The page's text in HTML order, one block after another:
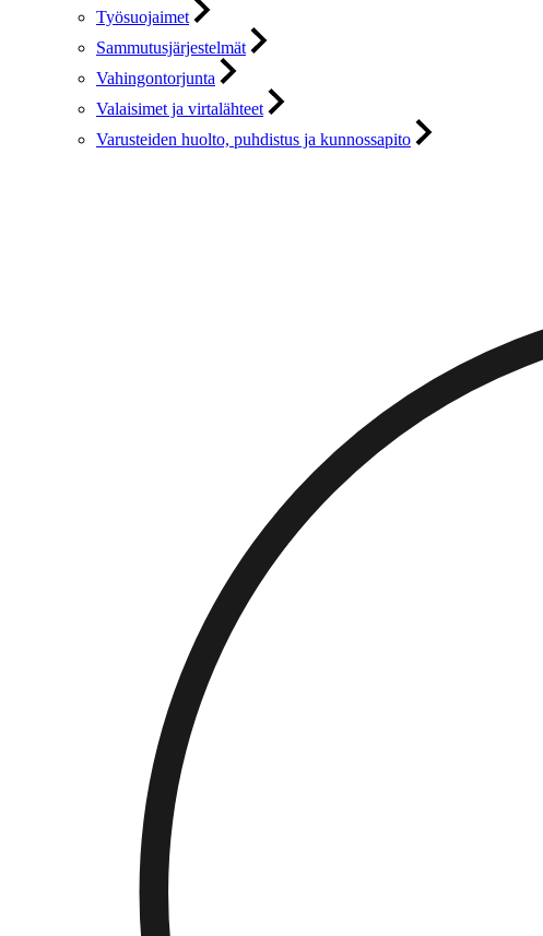
Työsuojaimet
Sammutusjärjestelmät
Vahingontorjunta
Valaisimet ja virtalähteet
Varusteiden huolto, puhdistus ja kunnossapito